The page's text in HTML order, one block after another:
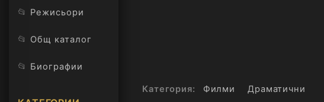
📂 Режисьори
📂 Общ каталог
📂 Биографии
Категория: Филми
Драматични